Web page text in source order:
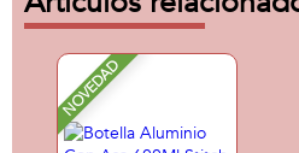
NOVEDAD